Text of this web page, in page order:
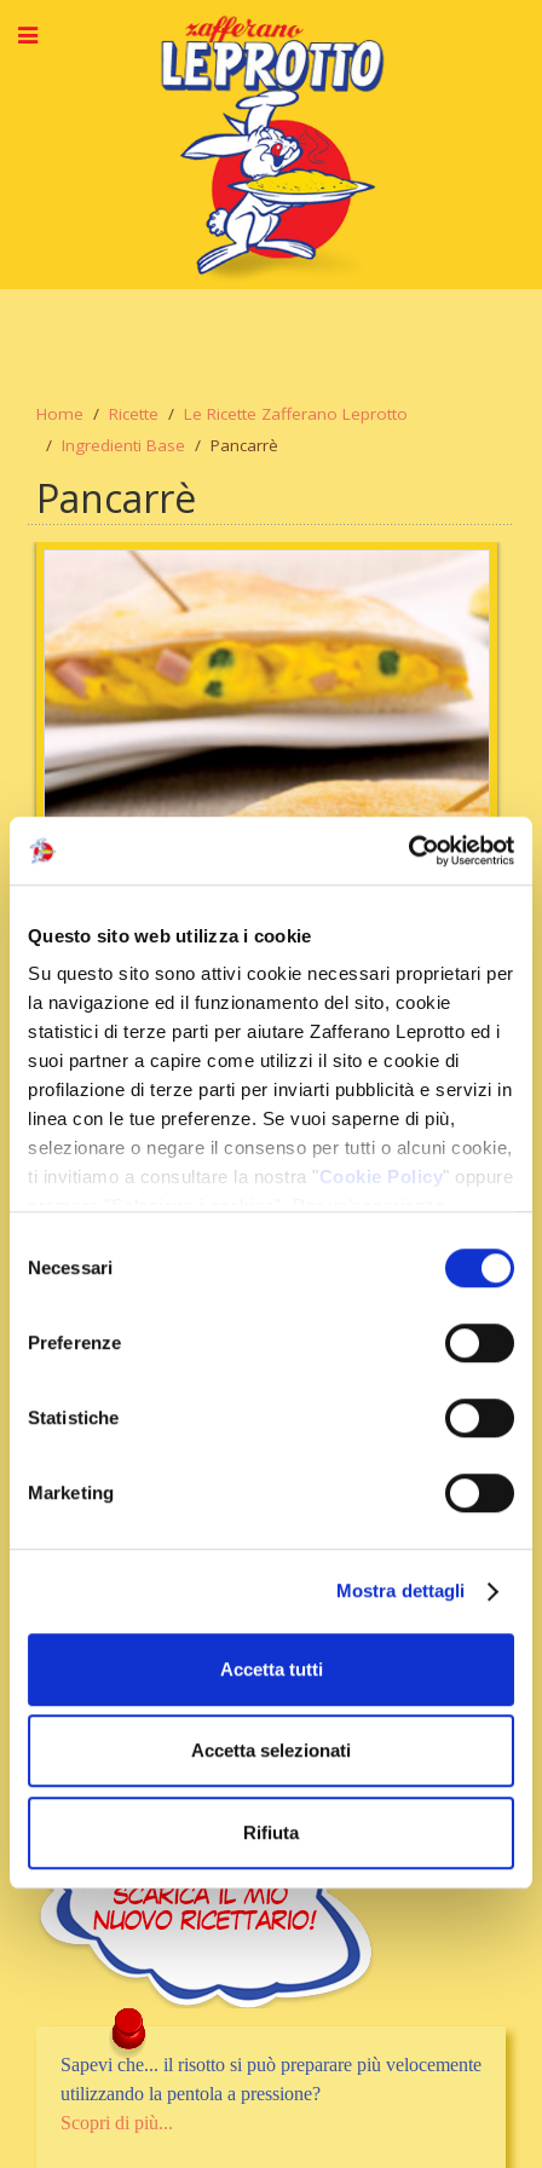
Questo sito web utilizza i cookie
Su questo sito sono attivi cookie necessari proprietari per
la navigazione ed il funzionamento del sito, cookie
statistici di terze parti per aiutare Zafferano Leprotto ed i
suoi partner a capire come utilizzi il sito e cookie di
profilazione di terze parti per inviarti pubblicità e servizi in
linea con le tue preferenze. Se vuoi saperne di più,
selezionare o negare il consenso per tutti o alcuni cookie,
ti invitiamo a consultare la nostra "Cookie Policy" oppure
delNecessari
Preferenze
Statistiche
Marketing
Mostra dettagli
Accetta tutti
Accetta selezionati
Rifiuta
Home Ricette
Le Ricette Zafferano Leprotto
Ingredienti Base
Pancarrè
Pancarrè
Tempo:15 min Portata:Antipasti e snack
Toast classico con stracchino allo
zafferano
In una padella con l’olio fate saltare lo scalogno con i
Sapevi che... il risotto si può preparare più velocemente
utilizzando la pentola a pressione?
Scopri di più...